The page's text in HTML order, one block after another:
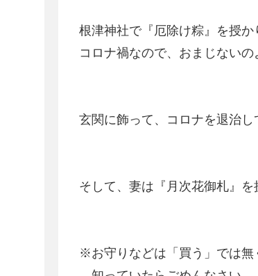
根津神社で『厄除け粽』を授か
コロナ禍なので、おまじないの
玄関に飾って、コロナを退治し
そして、妻は『月次花御札』を
※お守りなどは「買う」では無